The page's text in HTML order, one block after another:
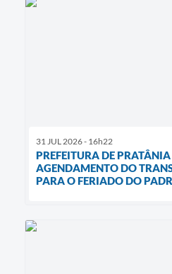
31 JUL 2026 - 16h22
PREFEITURA DE
AGENDAMENTO DO
PARA O FERIADO DO